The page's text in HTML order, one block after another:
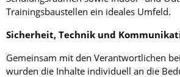
Trainingsbaustellen ein ideales Umfeld.
Sicherheit, Technik und
Gemeinsam mit den Verantwortlichen
wurden die Inhalte individuell an die